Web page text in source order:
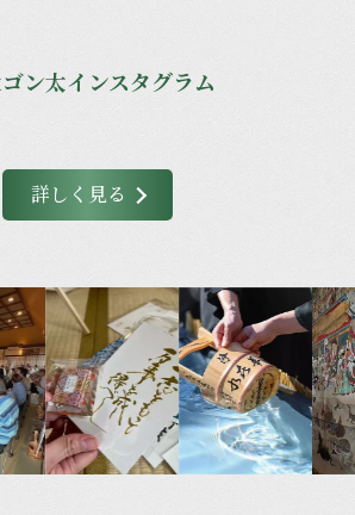
ン太インスタグラム
詳しく見る